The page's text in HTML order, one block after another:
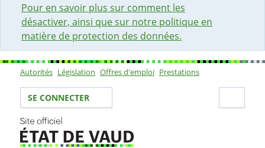
Pour en savoir plus sur comment les
désactiver, ainsi que sur notre politique en
matière de protection des données.
Sous-navigation
Autorités Législation Offres d'emploi Prestations
Votre identité
SE CONNECTER